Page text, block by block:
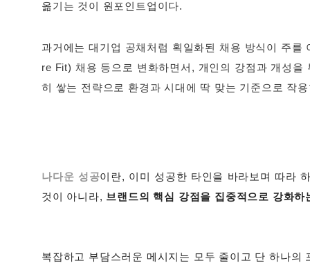
옮기는 것이 원포인트업이다.
과거에는 대기업 공채처럼 획일화된 채용 방식이 주
re Fit) 채용 등으로 변화하면서, 개인의 강점과 개성
히 쌓는 전략으로 환경과 시대에 딱 맞는 기준으로 작
나다운 성공이란, 이미 성공한 타인을 바라보며 따라
것이 아니라, 브랜드의 핵심 강점을 집중적으로 강화하
복잡하고 부담스러운 메시지는 모두 줄이고 단 하나